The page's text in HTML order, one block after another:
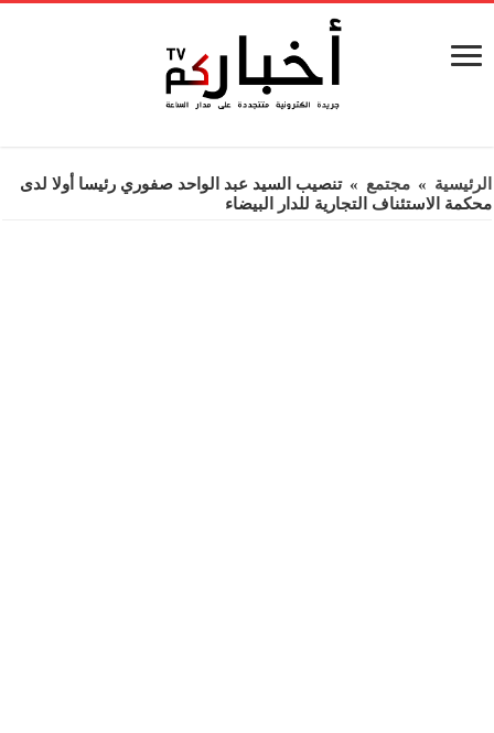
الرئيسية » مجتمع » تنصيب السيد عبد الواحد صفوري رئيسا أولا لدى
محكمة الاستئناف التجارية للدار البيضاء